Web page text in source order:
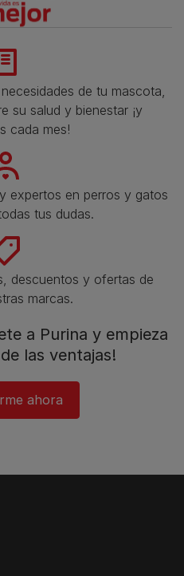
de tu mascota,
su salud y bienestar ¡y
cada mes!
expertos en perros y gatos
tus dudas.​
descuentos y ofertas de
marcas.​
a Purina y empieza
las ventajas!​
ahora​